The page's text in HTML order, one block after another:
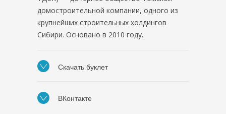
домостроительной компании, одного из
крупнейших строительных холдингов
Сибири. Основано в 2010 году.
Скачать буклет
ВКонтакте